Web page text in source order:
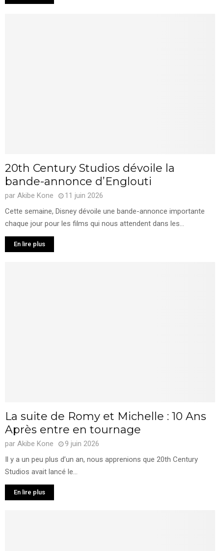
20th Century Studios dévoile la
bande-annonce d’Englouti
par Akibe Kone
11 juin 2026
Cette semaine, Disney dévoile une bande-annonce importante
chaque jour pour les films qui nous attendent dans les...
En lire plus
La suite de Romy et Michelle : 10 Ans
Après entre en tournage
par Akibe Kone
9 juin 2026
Il y a un peu plus d’un an, nous apprenions que 20th Century
Studios avait lancé le...
En lire plus